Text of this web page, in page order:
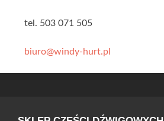
tel. 503 071 505
biuro@windy-hurt.pl